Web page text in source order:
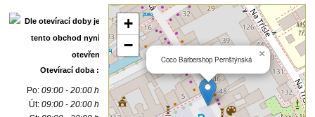
Otevírací doba :
Po:09:00 - 20:00 h
Út:09:00 - 20:00 h
Coco Barbershop Pernštýnská ×
+
−